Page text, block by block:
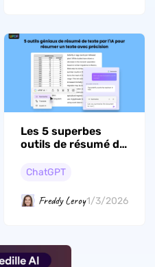
Les 5 superbes
outils de résumé de
ChatGPT
Freddy Leroy1/3/2026